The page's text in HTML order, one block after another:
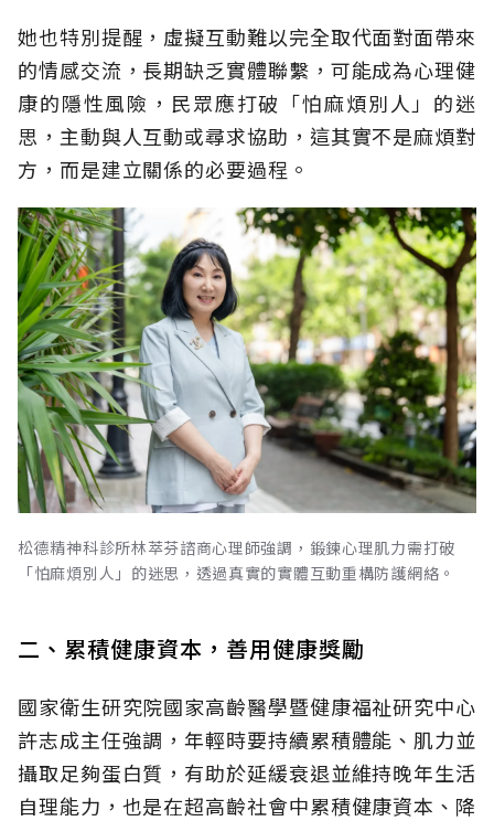
她也特別提醒，虛擬互動難以完全取代面對面帶來
的情感交流，長期缺乏實體聯繫，可能成為心理健
康的隱性風險，民眾應打破「怕麻煩別人」的迷
思，主動與人互動或尋求協助，這其實不是麻煩對
方，而是建立關係的必要過程。
松德精神科診所林萃芬諮商心理師強調，鍛鍊心理肌力需打破
「怕麻煩別人」的迷思，透過真實的實體互動重構防護網絡。
二、累積健康資本，善用健康獎勵
國家衛生研究院國家高齡醫學暨健康福祉研究中心
許志成主任強調，年輕時要持續累積體能、肌力並
攝取足夠蛋白質，有助於延緩衰退並維持晚年生活
自理能力，也是在超高齡社會中累積健康資本、降